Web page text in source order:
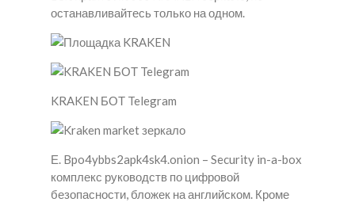
останавливайтесь только на одном.
KRAKEN БОТ Telegram
Е. Bpo4ybbs2apk4sk4.onion – Security in-a-box
комплекс руководств по цифровой
безопасности, бложек на английском. Кроме